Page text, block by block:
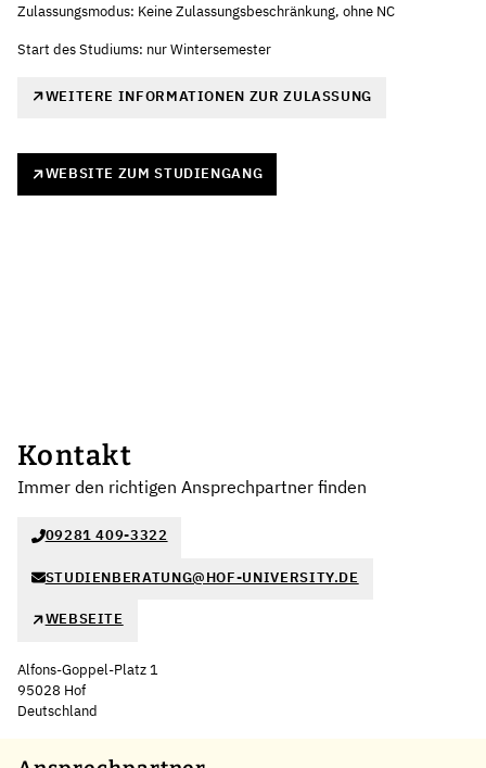
Zulassungsmodus: Keine Zulassungsbeschränkung, ohne NC
Start des Studiums: nur Wintersemester
WEITERE INFORMATIONEN ZUR ZULASSUNG
WEBSITE ZUM STUDIENGANG
Kontakt
Immer den richtigen Ansprechpartner finden
09281 409-3322
STUDIENBERATUNG@HOF-UNIVERSITY.DE
WEBSEITE
Alfons-Goppel-Platz 1
95028 Hof
Deutschland